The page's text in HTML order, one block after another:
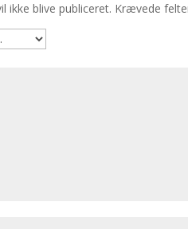
ikke blive publiceret. Krævede